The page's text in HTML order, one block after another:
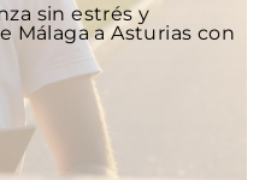
sin estrés y
Málaga a Asturias con